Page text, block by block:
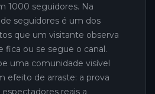
1000 seguidores. Na
seguidores é um dos
que um visitante observa
fica ou se segue o canal.
uma comunidade visível
efeito de arraste: a prova
reais a